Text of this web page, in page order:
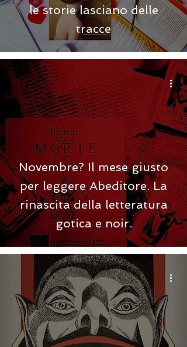
le storie lasciano delle
tracce
Novembre? Il mese giusto
per leggere Abeditore. La
rinascita della letteratura
gotica e noir.